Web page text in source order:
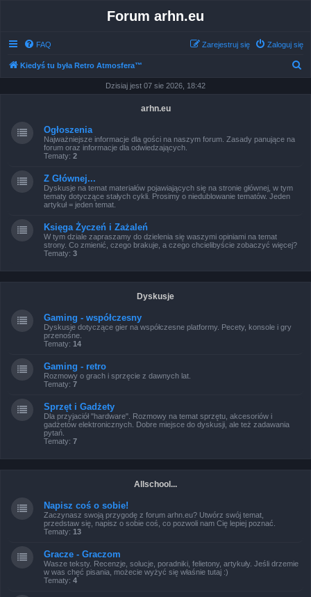
Forum arhn.eu
FAQ Zaloguj się
Zarejestruj się
Kiedyś tu była Retro Atmosfera™
Dzisiaj jest 07 sie 2026, 18:42
arhn.eu
Ogłoszenia
Najważniejsze informacje dla gości na naszym forum. Zasady panujące na
forum oraz informacje dla odwiedzających.
Tematy: 2
Z Głównej...
Dyskusje na temat materiałów pojawiających się na stronie głównej, w tym
tematy dotyczące stałych cykli. Prosimy o niedublowanie tematów. Jeden
artykuł = jeden temat.
Księga Życzeń i Zażaleń
W tym dziale zapraszamy do dzielenia się waszymi opiniami na temat
strony. Co zmienić, czego brakuje, a czego chcielibyście zobaczyć więcej?
Tematy: 3
Dyskusje
Gaming - współczesny
Dyskusje dotyczące gier na współczesne platformy. Pecety, konsole i gry
przenośne.
Tematy: 14
Gaming - retro
Rozmowy o grach i sprzęcie z dawnych lat.
Tematy: 7
Sprzęt i Gadżety
Dla przyjaciół "hardware". Rozmowy na temat sprzętu, akcesoriów i
gadżetów elektronicznych. Dobre miejsce do dyskusji, ale też zadawania
pytań.
Tematy: 7
Allschool...
Napisz coś o sobie!
Zaczynasz swoją przygodę z forum arhn.eu? Utwórz swój temat,
przedstaw się, napisz o sobie coś, co pozwoli nam Cię lepiej poznać.
Tematy: 13
Gracze - Graczom
Wasze teksty. Recenzje, solucje, poradniki, felietony, artykuły. Jeśli drzemie
w was chęć pisania, możecie wyżyć się właśnie tutaj :)
Tematy: 4